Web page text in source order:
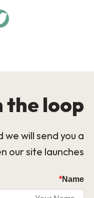
the loop!
we will send you a
our site launches.
Name
*